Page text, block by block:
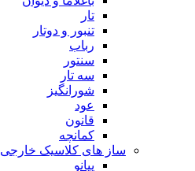
تار
تنبور و دوتار
رباب
سنتور
سه تار
شورانگیز
عود
قانون
کمانچه
ساز های کلاسیک خارجی
پیانو